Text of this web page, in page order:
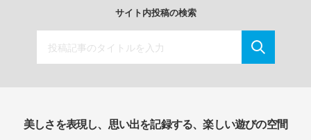
サイト内投稿の検索
美しさを表現し、思い出を記録する、楽しい遊びの空間